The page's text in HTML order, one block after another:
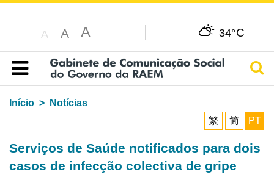
A A A 34°C
Índice
Início
Notícias
繁
简 PT
Serviços de Saúde notificados para dois
casos de infecção colectiva de gripe